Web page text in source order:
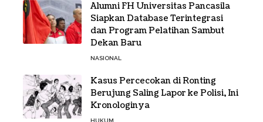
Alumni FH Universitas Pancasila
Siapkan Database Terintegrasi
dan Program Pelatihan Sambut
Dekan Baru
NASIONAL
Kasus Percecokan di Ronting
Berujung Saling Lapor ke Polisi, Ini
Kronologinya